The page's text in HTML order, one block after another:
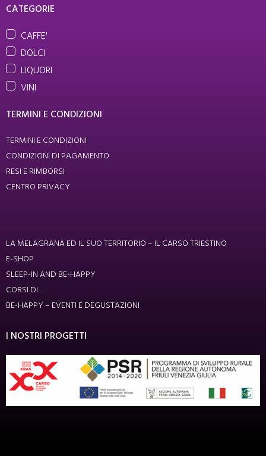
CATEGORIE
CAFFE'
DOLCI
LIQUORI
VINI
TERMINI E CONDIZIONI
TERMINI E CONDIZIONI
CONDIZIONI DI PAGAMENTO
RESI E RIMBORSI
CENTRO PRIVACY
LA MELAGRANA ED IL SUO TERRITORIO – IL CARSO TRIESTINO
E-SHOP
SLEEP-IN AND BE-HAPPY
CORSI DI …
BE-HAPPY – EVENTI E DEGUSTAZIONI
I NOSTRI PROGETTI